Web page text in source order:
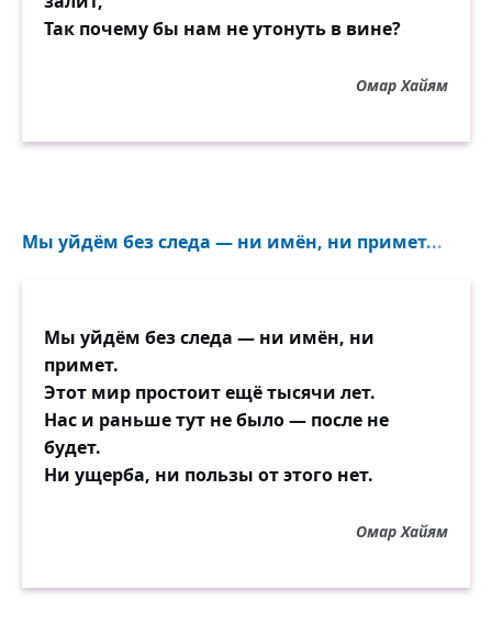
Так почему бы нам не утонуть в вине?
Омар Хайям
Мы уйдём без следа — ни имён, ни примет...
Мы уйдём без следа — ни имён, ни
примет.
Этот мир простоит ещё тысячи лет.
Нас и раньше тут не было — после не
будет.
Ни ущерба, ни пользы от этого нет.
Омар Хайям